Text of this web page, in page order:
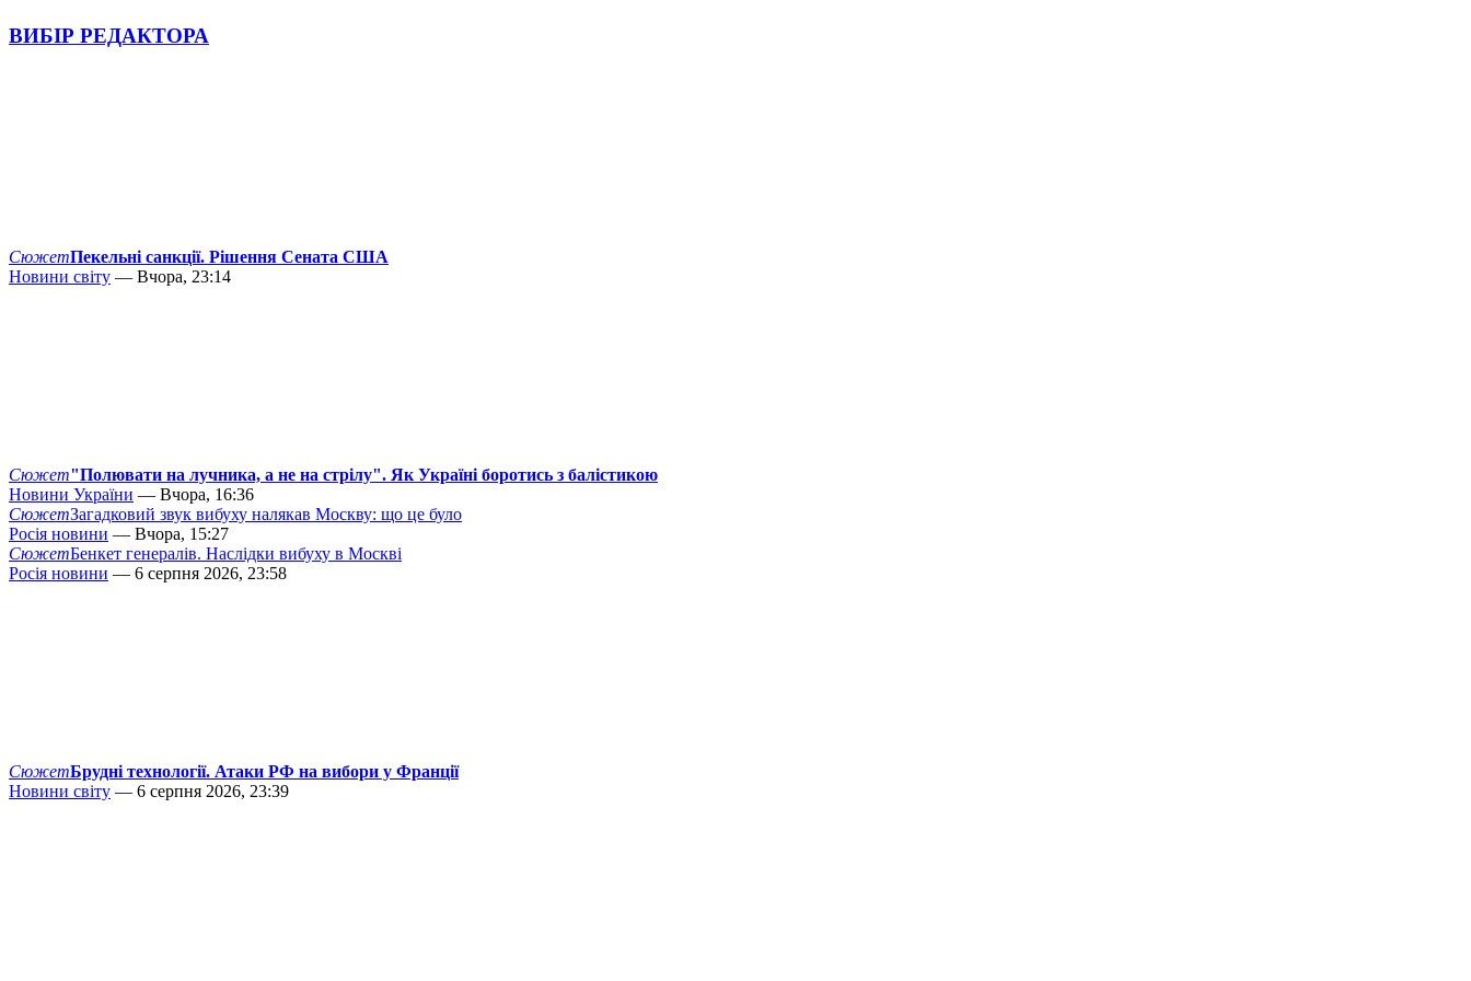
ВИБІР РЕДАКТОРА
СюжетПекельні санкції. Рішення Сената США
Новини світу — Вчора, 23:14
Сюжет"Полювати на лучника, а не на стрілу". Як Україні боротись з балістикою
Новини України — Вчора, 16:36
СюжетЗагадковий звук вибуху налякав Москву: що це було
Росія новини — Вчора, 15:27
СюжетБенкет генералів. Наслідки вибуху в Москві
Росія новини — 6 серпня 2026, 23:58
СюжетБрудні технології. Атаки РФ на вибори у Франції
Новини світу — 6 серпня 2026, 23:39